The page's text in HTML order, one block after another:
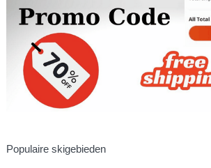
Populaire skigebieden